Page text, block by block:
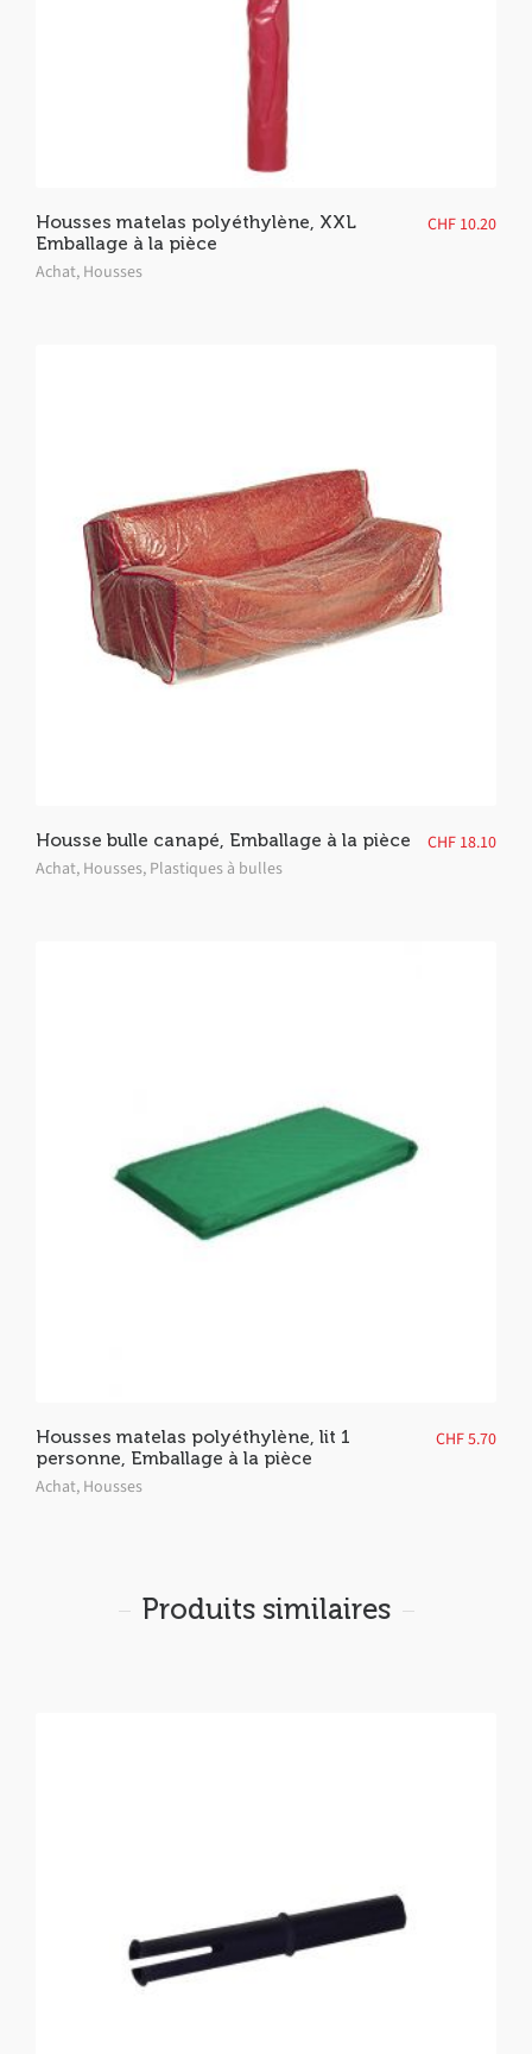
Housses matelas polyéthylène, XXL
Emballage à la pièce
Achat, Housses
CHF 10.20
Housse bulle canapé, Emballage à la pièce
Achat, Housses, Plastiques à bulles
CHF 18.10
Housses matelas polyéthylène, lit 1
personne, Emballage à la pièce
Achat, Housses
CHF5.70
Produits similaires